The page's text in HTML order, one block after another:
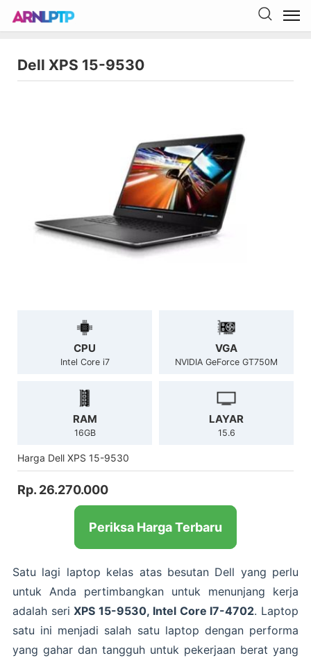
Dell XPS 15-9530
CPU
Intel Core i7
VGA
NVIDIA GeForce GT750M
RAM
16GB
LAYAR
15.6
Harga Dell XPS 15-9530
Rp. 26.270.000
Periksa Harga Terbaru
Satu lagi laptop kelas atas besutan Dell yang perlu
untuk Anda pertimbangkan untuk menunjang kerja
adalah seriXPS 15-9530, Intel Core I7-4702. Laptop
satu ini menjadi salah satu laptop dengan performa
yang gahar dan tangguh untuk pekerjaan berat yang